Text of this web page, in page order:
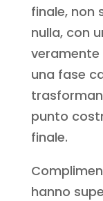
finale, non
nulla, con
una fase
punto
finale.
hanno